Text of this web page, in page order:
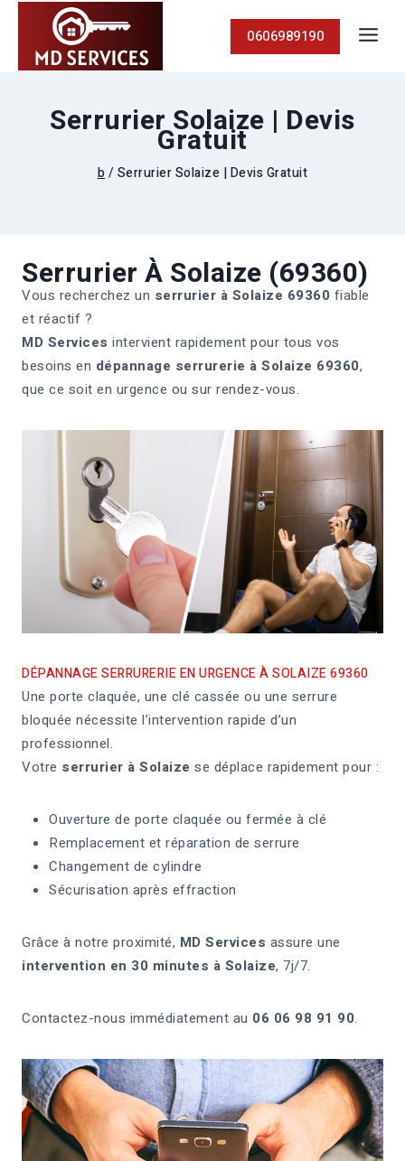
0606989190
Serrurier Solaize | Devis
Gratuit
b / Serrurier Solaize | Devis Gratuit
Serrurier À Solaize (69360)
Vous recherchez un serrurier à Solaize 69360 fiable
et réactif ?
MD Services intervient rapidement pour tous vos
besoins en dépannage serrurerie à Solaize 69360,
que ce soit en urgence ou sur rendez-vous.
DÉPANNAGE SERRURERIE EN URGENCE À SOLAIZE 69360
Une porte claquée, une clé cassée ou une serrure
bloquée nécessite l’intervention rapide d’un
professionnel.
Votre serrurier à Solaize se déplace rapidement pour :
Ouverture de porte claquée ou fermée à clé
Remplacement et réparation de serrure
Changement de cylindre
Sécurisation après effraction
Grâce à notre proximité, MD Services assure une
intervention en 30 minutes à Solaize, 7j/7.
Contactez-nous immédiatement au 06 06 98 91 90.